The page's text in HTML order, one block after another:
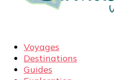
Carnets de voyages
Blog voyage à la
voyages, des conseils et
Voyages
Destinations
Guides